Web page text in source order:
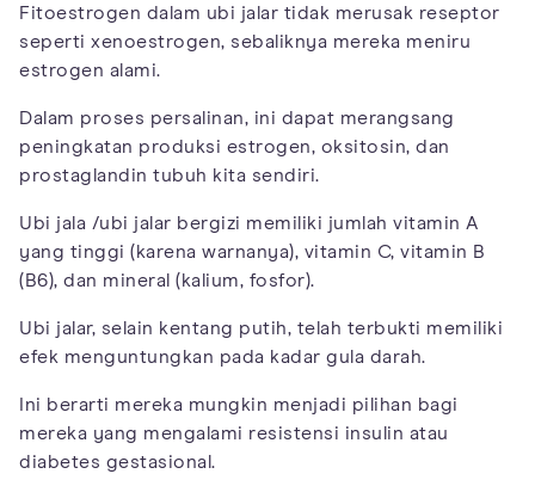
Fitoestrogen dalam ubi jalar tidak merusak reseptor
seperti xenoestrogen, sebaliknya mereka meniru
estrogen alami.
Dalam proses persalinan, ini dapat merangsang
peningkatan produksi estrogen, oksitosin, dan
prostaglandin tubuh kita sendiri.
Ubi jala /ubi jalar bergizi memiliki jumlah vitamin A
yang tinggi (karena warnanya), vitamin C, vitamin B
(B6), dan mineral (kalium, fosfor).
Ubi jalar, selain kentang putih, telah terbukti memiliki
efek menguntungkan pada kadar gula darah.
Ini berarti mereka mungkin menjadi pilihan bagi
mereka yang mengalami resistensi insulin atau
diabetes gestasional.